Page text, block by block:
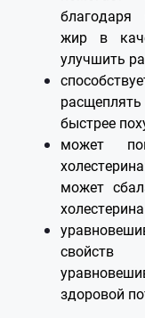
благодаря
жир в
улучшить
быстрее
может
может
свойств
здоровой